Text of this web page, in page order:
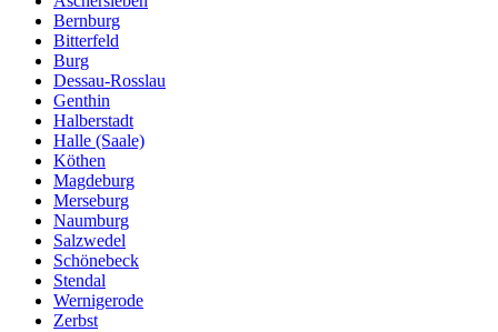
Bernburg
Bitterfeld
Burg
Dessau-Rosslau
Genthin
Halberstadt
Halle (Saale)
Köthen
Magdeburg
Merseburg
Naumburg
Salzwedel
Schönebeck
Stendal
Wernigerode
Zerbst